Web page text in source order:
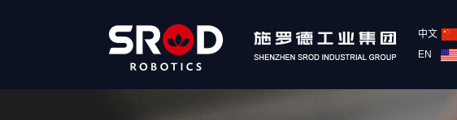
中文
EN